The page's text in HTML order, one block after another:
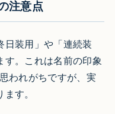
注意点
日装用」や「連続装
す。これは名前の印象
われがちですが、実
す。